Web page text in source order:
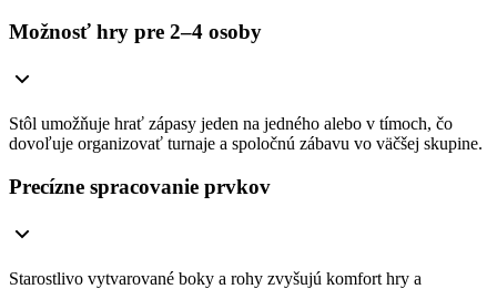
Možnosť hry pre 2–4 osoby
Stôl umožňuje hrať zápasy jeden na jedného alebo v tímoch, čo
dovoľuje organizovať turnaje a spoločnú zábavu vo väčšej skupine.
Precízne spracovanie prvkov
Starostlivo vytvarované boky a rohy zvyšujú komfort hry a